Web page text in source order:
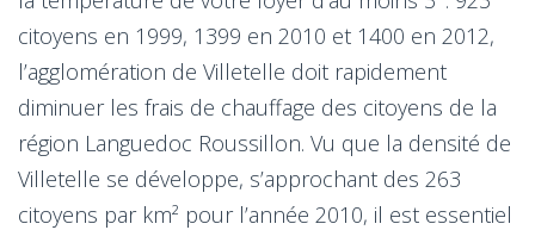
citoyens en 1999, 1399 en 2010 et 1400 en 2012,
l’agglomération de Villetelle doit rapidement
diminuer les frais de chauffage des citoyens de la
région Languedoc Roussillon. Vu que la densité de
Villetelle se développe, s’approchant des 263
citoyens par km² pour l’année 2010, il est essentiel